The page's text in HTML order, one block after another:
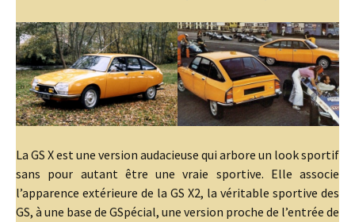
La GS X est une version audacieuse qui arbore un look sportif
sans pour autant être une vraie sportive. Elle associe
l’apparence extérieure de la GS X2, la véritable sportive des
GS, à une base de GSpécial, une version proche de l’entrée de